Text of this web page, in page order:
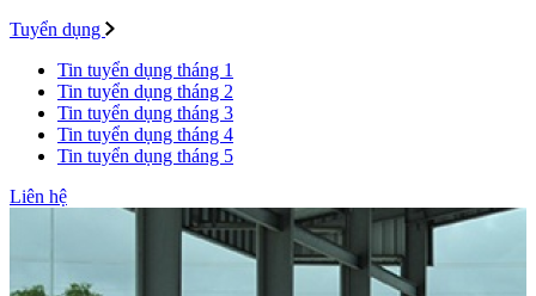
Tuyển dụng
Tin tuyển dụng tháng 1
Tin tuyển dụng tháng 2
Tin tuyển dụng tháng 3
Tin tuyển dụng tháng 4
Tin tuyển dụng tháng 5
Liên hệ